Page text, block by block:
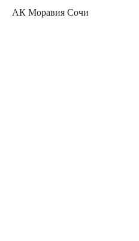
АК Моравия Сочи